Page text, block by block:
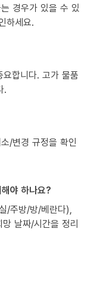
경우가 있을 수 있
하세요.
합니다. 고가 물품
.
/변경 규정을 확인
야 하나요?
/주방/방/베란다),
날짜/시간을 정리